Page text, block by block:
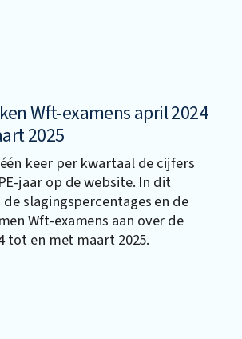
Wft-examens april 2024
2025
keer per kwartaal de cijfers
jaar op de website. In dit
slagingspercentages en de
Wft-examens aan over de
tot en met maart 2025.